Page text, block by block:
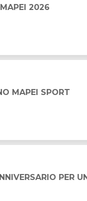
2026
MAPEI SPORT
PER